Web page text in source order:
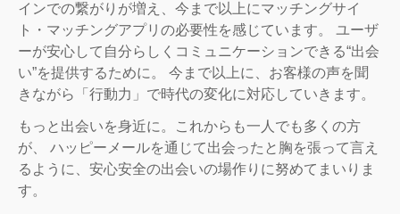
インでの繋がりが増え、今まで以上にマッチングサイ
ト・マッチングアプリの必要性を感じています。 ユーザ
ーが安心して自分らしくコミュニケーションできる“出会
い”を提供するために。 今まで以上に、お客様の声を聞
きながら「行動力」で時代の変化に対応していきます。
もっと出会いを身近に。これからも一人でも多くの方
が、 ハッピーメールを通じて出会ったと胸を張って言え
るように、安心安全の出会いの場作りに努めてまいりま
す。